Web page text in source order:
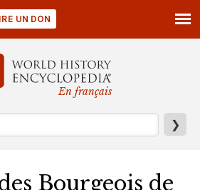
En français
❯
UN DON
Bourgeois de